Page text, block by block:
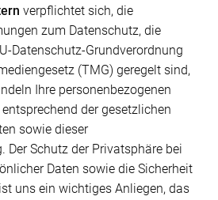
verpflichtet sich, die
zum Datenschutz, die
Datenschutz-Grundverordnung
(TMG) geregelt sind,
Ihre personenbezogenen
der gesetzlichen
sowie dieser
Der Schutz der Privatsphäre bei
Daten sowie die Sicherheit
uns ein wichtiges Anliegen, das